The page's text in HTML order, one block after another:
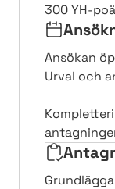
300 YH-
Ansökan
Urval och